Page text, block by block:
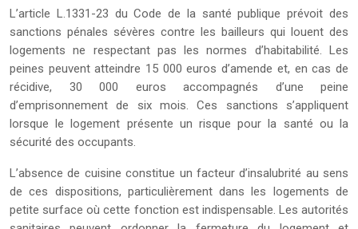
L’article L.1331-23 du Code de la santé publique prévoit des
sanctions pénales sévères contre les bailleurs qui louent des
logements ne respectant pas les normes d’habitabilité. Les
peines peuvent atteindre 15 000 euros d’amende et, en cas de
récidive, 30 000 euros accompagnés d’une peine
d’emprisonnement de six mois. Ces sanctions s’appliquent
lorsque le logement présente un risque pour la santé ou la
sécurité des occupants.
L’absence de cuisine constitue un facteur d’insalubrité au sens
de ces dispositions, particulièrement dans les logements de
petite surface où cette fonction est indispensable. Les autorités